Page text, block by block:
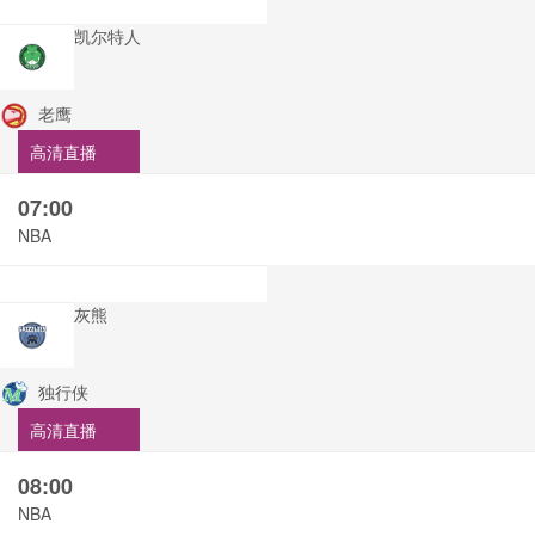
凯尔特人
老鹰
高清直播
07:00
NBA
灰熊
独行侠
高清直播
08:00
NBA